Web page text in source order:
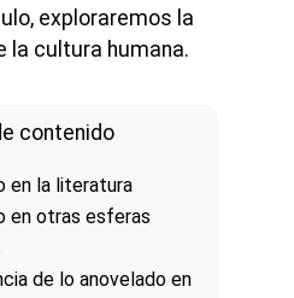
exploraremos la
la cultura humana.
contenido
en la literatura
en otras esferas
de lo anovelado en